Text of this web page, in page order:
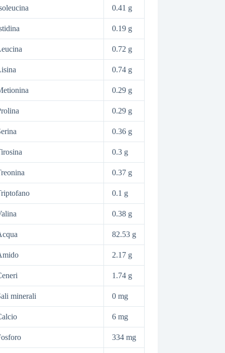
0.41 g
0.19 g
0.72 g
0.74 g
0.29 g
0.29 g
0.36 g
0.3 g
0.37 g
0.1 g
0.38 g
82.53 g
2.17 g
1.74 g
minerali 0 mg
6 mg
334 mg